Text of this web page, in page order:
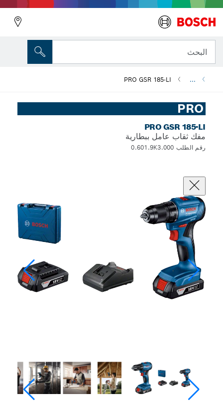
البحث
...
PRO GSR 185-LI
PRO
PRO GSR 185-LI
مفك ثقاب عامل ببطارية
رقم الطلب 0.601.9K3.000